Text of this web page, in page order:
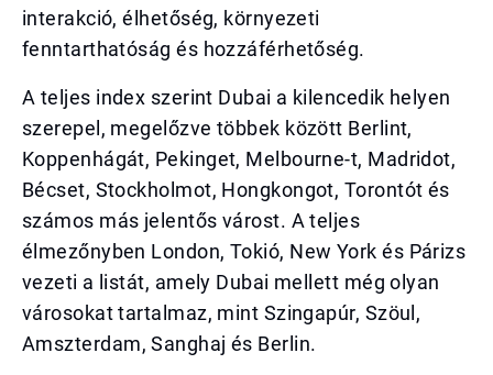
interakció, élhetőség, környezeti
fenntarthatóság és hozzáférhetőség.
A teljes index szerint Dubai a kilencedik helyen
szerepel, megelőzve többek között Berlint,
Koppenhágát, Pekinget, Melbourne-t, Madridot,
Bécset, Stockholmot, Hongkongot, Torontót és
számos más jelentős várost. A teljes
élmezőnyben London, Tokió, New York és Párizs
vezeti a listát, amely Dubai mellett még olyan
városokat tartalmaz, mint Szingapúr, Szöul,
Amszterdam, Sanghaj és Berlin.